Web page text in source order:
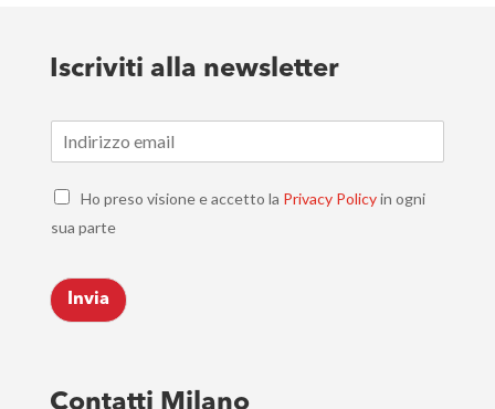
Iscriviti alla newsletter
m
*
C
e
k
b
o
s
Ho preso visione e accetto la Privacy Policyin ogni
sua parte
Invia
Contatti Milano